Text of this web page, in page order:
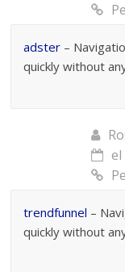
adster –
quickly without
el
trendfunnel –
quickly without